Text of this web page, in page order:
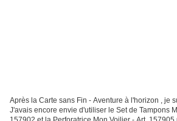
Après la Carte sans Fin - Aventure à l'horizon , je
J'avais encore envie d'utiliser le Set de Tampons